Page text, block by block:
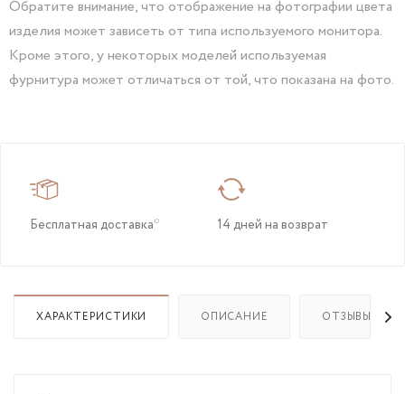
Обратите внимание, что отображение на фотографии цвета
изделия может зависеть от типа используемого монитора.
Кроме этого, у некоторых моделей используемая
фурнитура может отличаться от той, что показана на фото.
Бесплатная доставка* 14 дней на возврат
ХАРАКТЕРИСТИКИ ОПИСАНИЕ ОТЗЫВЫ